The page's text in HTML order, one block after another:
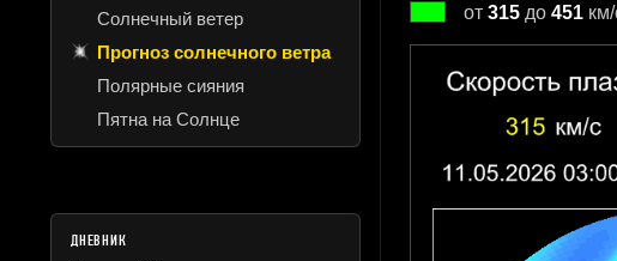
Солнечный ветер
Прогноз солнечного ветра
Полярные сияния
Пятна на Солнце
ДНЕВНИК
от 315до 451